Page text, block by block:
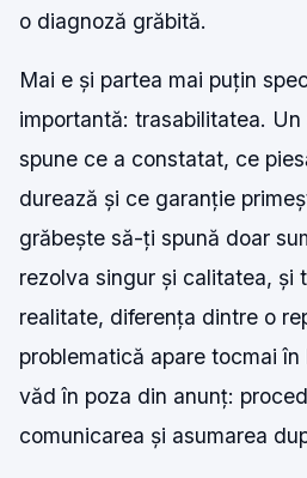
o diagnoză grăbită.
Mai e și partea mai puțin
importantă: trasabilitatea.
spune ce a constatat, ce
durează și ce garanție
grăbește să-ți spună doar
rezolva singur și calitatea, și
realitate, diferența dintre o
problematică apare tocmai
văd în poza din anunț:
comunicarea și asumarea